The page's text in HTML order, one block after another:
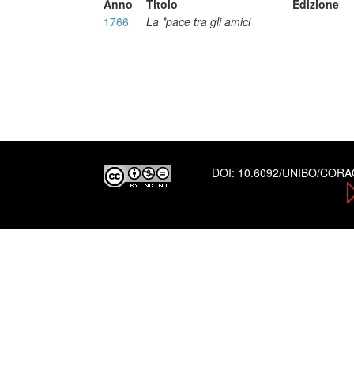
Anno Titolo
Edizione
1766
La *pace tra gli amici
DOI: 10.6092/UNIBO/